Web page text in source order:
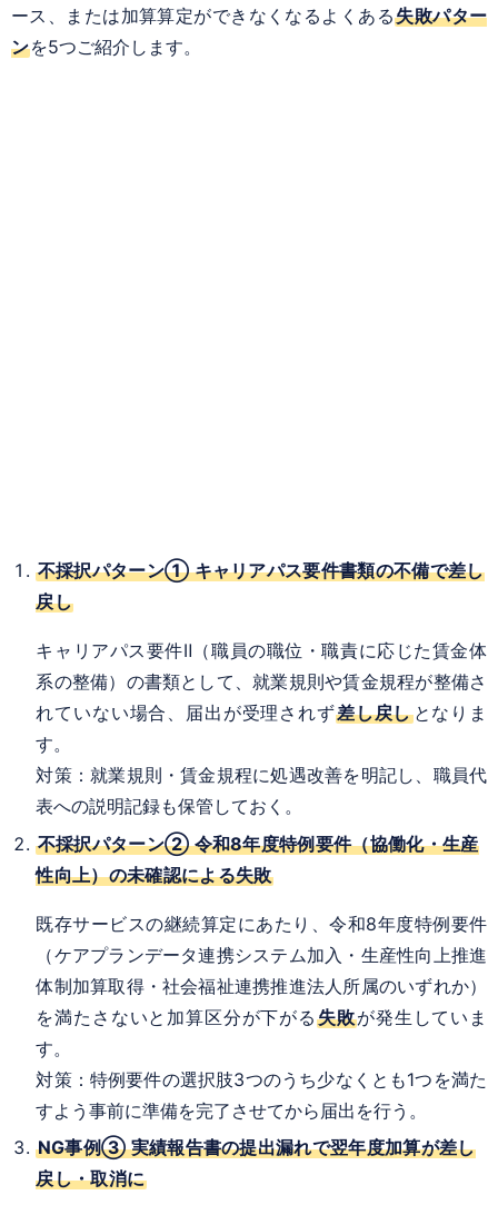
ース、または加算算定ができなくなるよくある失敗パター
ンを5つご紹介します。
不採択パターン① キャリアパス要件書類の不備で差し
戻し
キャリアパス要件Ⅱ（職員の職位・職責に応じた賃金体
系の整備）の書類として、就業規則や賃金規程が整備さ
れていない場合、届出が受理されず差し戻しとなりま
す。
対策：就業規則・賃金規程に処遇改善を明記し、職員代
表への説明記録も保管しておく。
不採択パターン② 令和8年度特例要件（協働化・生産
性向上）の未確認による失敗
既存サービスの継続算定にあたり、令和8年度特例要件
（ケアプランデータ連携システム加入・生産性向上推進
体制加算取得・社会福祉連携推進法人所属のいずれか）
を満たさないと加算区分が下がる 失敗が発生していま
す。
対策：特例要件の選択肢3つのうち少なくとも1つを満た
すよう事前に準備を完了させてから届出を行う。
NG事例③ 実績報告書の提出漏れで翌年度加算が差し
戻し・取消に